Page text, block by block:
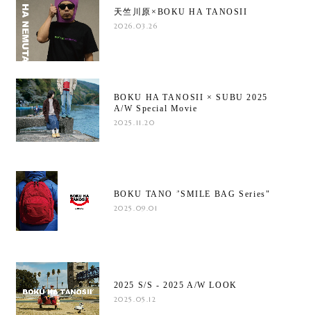
天竺川原×BOKU HA TANOSII
2026.03.26
BOKU HA TANOSII × SUBU 2025
A/W Special Movie
2025.11.20
BOKU TANO ”SMILE BAG Series"
2025.09.01
2025 S/S - 2025 A/W LOOK
2025.05.12